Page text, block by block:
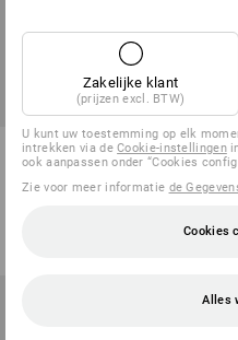
T-Shirt e.s.motion ten pure,
dames
Zakelijke klant
(prijzen excl. BTW)
U kunt uw toestemming op elk
intrekken via deCookie-instellingen
ook aanpassen onder “Cookies
Zie voor meer informatie de
Cookies
Alles